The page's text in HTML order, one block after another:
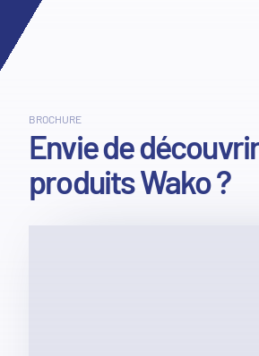
BROCHURE
Envie de
produits Wako ?